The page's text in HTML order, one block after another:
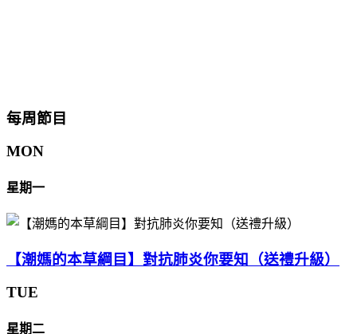
每周節目
MON
星期一
【潮媽的本草綱目】對抗肺炎你要知（送禮升級）
TUE
星期二